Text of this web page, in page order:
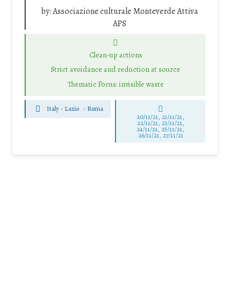
by:Associazione culturale Monteverde Attiva
APS
Clean-up actions
Strict avoidance and reduction at source
Thematic Focus: invisible waste
Italy - Lazio - Roma
20/11/21, 21/11/21,
22/11/21, 23/11/21,
24/11/21, 25/11/21,
26/11/21, 27/11/21